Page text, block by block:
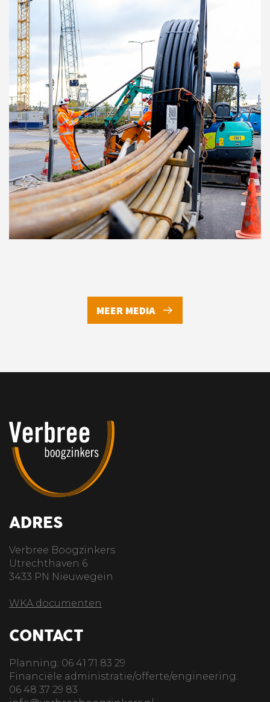
MEER MEDIA
ADRES
Verbree Boogzinkers
Utrechthaven 6
3433 PN Nieuwegein
WKA documenten
CONTACT
Planning: 06 41 71 83 29
Financiële administratie/offerte/engineering:
06 48 37 29 83